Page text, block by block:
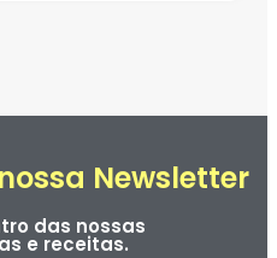
Newsletter
das nossas
e receitas.